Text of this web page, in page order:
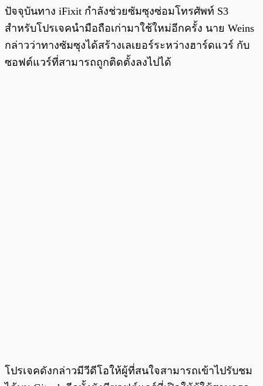
ปัจจุบันทาง iFixit กำลังช่วยซัมซุงซ่อมโทรศัพท์ S3
สำหรับโปรเจคนำมือถือเก่ามาใช้ใหม่อีกครั้ง นาย Weins
กล่าวว่าทางซัมซุงได้สร้างเลเยอร์ระหว่างฮาร์ดแวร์ กับ
ซอฟต์แวร์ที่สามารถถูกติดตั้งลงไปได้
โปรเจคดังกล่าวมีวีดีโอให้ผู้ที่สนใจสามารถเข้าไปรับชม